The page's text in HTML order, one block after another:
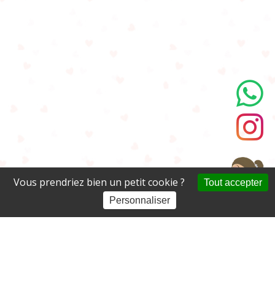
A propos
Vous prendriez bien un petit cookie ?
Tout accepter
Personnaliser